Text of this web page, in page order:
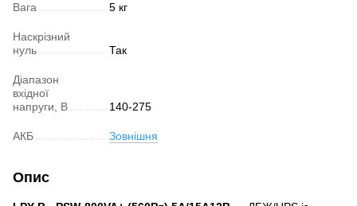
Вага 5 кг
Наскрізний
нуль
Так
Діапазон
вхідної
напруги, В
140-275
АКБ Зовнішня
Опис